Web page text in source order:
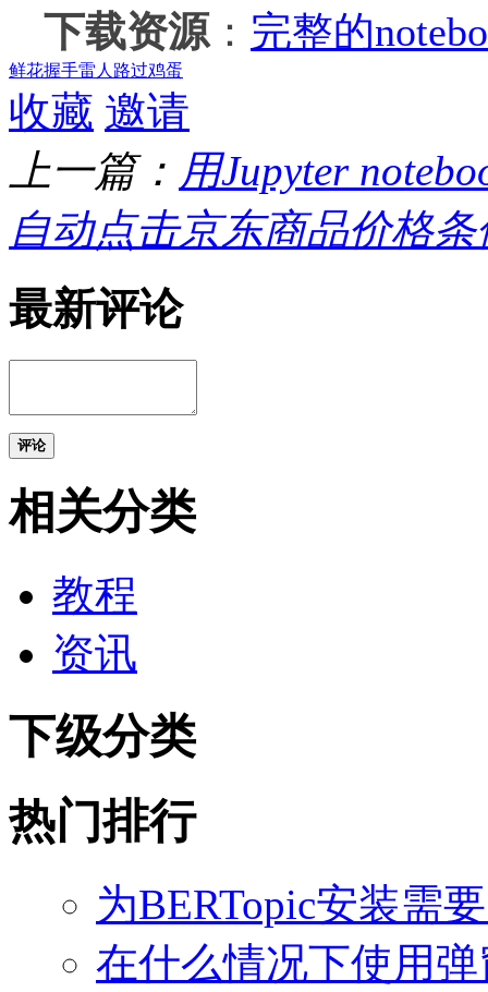
下载资源： 完整的
鲜花握手雷人 路过鸡蛋
收藏 邀请
上一篇： 用Jupyter
自动点击京东商品价格
最新评论
评论
相关分类
教程
资讯
下级分类
热门排行
为BERTopic安装需
在什么情况下使用